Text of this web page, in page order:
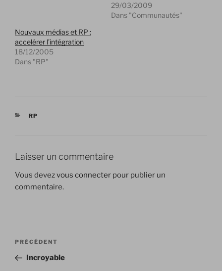
29/03/2009
Dans "Communautés"
Nouvaux médias et RP :
accelérer l’intégration
18/12/2005
Dans "RP"
CATÉGORIES
RP
Laisser un commentaire
Vous devezvous connecter pour publier un
commentaire.
Navigation
l’article
Article
précédent
PRÉCÉDENT
Incroyable